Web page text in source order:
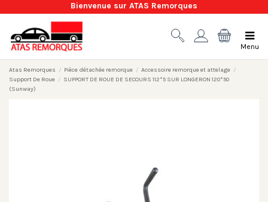
Bienvenue sur ATAS Remorques
Menu
Atas Remorques Pièce détachée remorque
Accessoire remorque et attelage
Support De Roue
SUPPORT DE ROUE DE SECOURS 112*5 SUR LONGERON 120*50
(Sunway)